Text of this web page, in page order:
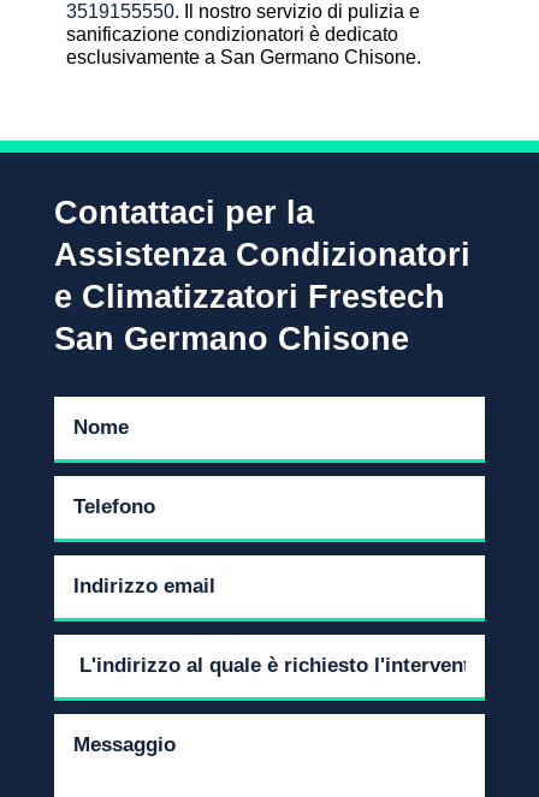
3519155550. Il nostro servizio di pulizia e
sanificazione condizionatori è dedicato
esclusivamente a San Germano Chisone.
Contattaci per la
Assistenza Condizionatori
e Climatizzatori Frestech
San Germano Chisone